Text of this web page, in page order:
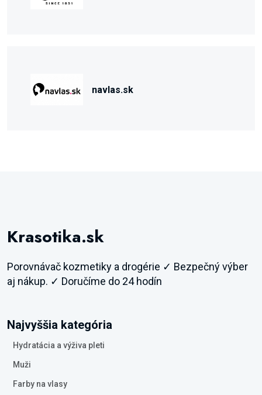
navlas.sk
Krasotika.sk
Porovnávač kozmetiky a drogérie ✓ Bezpečný výber
aj nákup. ✓ Doručíme do 24 hodín
Najvyššia kategória
Hydratácia a výživa pleti
Muži
Farby na vlasy